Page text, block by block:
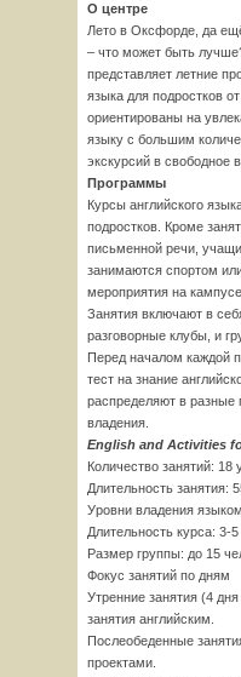
О центре
Лето в Оксфорде, да
– что может быть
представляет летние
языка для подростков
ориентированы на
языку с большим
экскурсий в свободное
Программы
Курсы английского
подростков. Кроме
письменной речи,
занимаются спортом
мероприятия на
Занятия включают в
разговорные клубы, и
Перед началом каждой
тест на знание
распределяют в разные
владения.
English and Activities
Количество занятий: 18
Длительность занятия:
Уровни владения
Длительность курса: 3-
Размер группы: до 15
Фокус занятий по дням
Утренние занятия (4
занятия английским.
Послеобеденные
проектами.